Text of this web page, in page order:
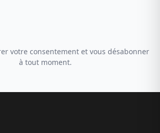
votre consentement et vous désabonner
à tout moment.